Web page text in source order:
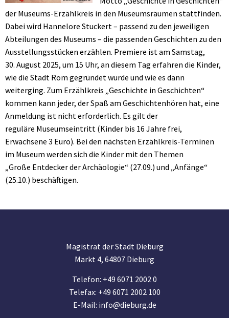
der Museums-Erzählkreis in den Museumsräumen stattfinden.
Dabei wird Hannelore Stuckert – passend zu den jeweiligen
Abteilungen des Museums – die passenden Geschichten zu den
Ausstellungsstücken erzählen. Premiere ist am Samstag,
30. August 2025, um 15 Uhr, an diesem Tag erfahren die Kinder,
wie die Stadt Rom gegründet wurde und wie es dann
weiterging. Zum Erzählkreis „Geschichte in Geschichten“
kommen kann jeder, der Spaß am Geschichtenhören hat, eine
Anmeldung ist nicht erforderlich. Es gilt der
reguläre Museumseintritt (Kinder bis 16 Jahre frei,
Erwachsene 3 Euro). Bei den nächsten Erzählkreis-Terminen
im Museum werden sich die Kinder mit den Themen
„Große Entdecker der Archäologie“ (27.09.) und „Anfänge“
(25.10.) beschäftigen.
Magistrat der Stadt Dieburg
Markt 4, 64807 Dieburg
Telefon: +49 6071 2002 0
Telefax: +49 6071 2002 100
E-Mail: info@dieburg.de